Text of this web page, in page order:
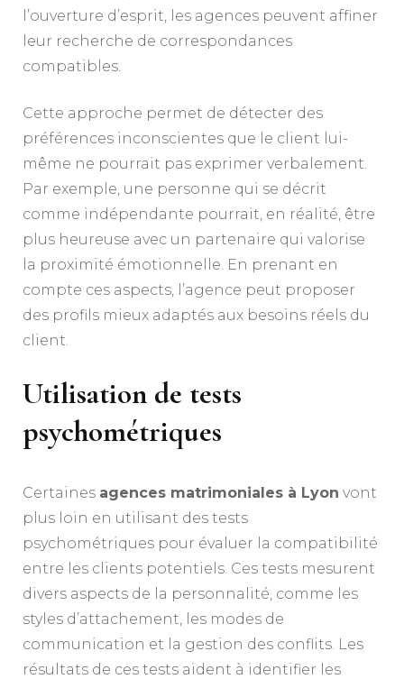
l’ouverture d’esprit, les agences peuvent affiner
leur recherche de correspondances
compatibles.
Cette approche permet de détecter des
préférences inconscientes que le client lui-
même ne pourrait pas exprimer verbalement.
Par exemple, une personne qui se décrit
comme indépendante pourrait, en réalité, être
plus heureuse avec un partenaire qui valorise
la proximité émotionnelle. En prenant en
compte ces aspects, l’agence peut proposer
des profils mieux adaptés aux besoins réels du
client.
Utilisation de tests
psychométriques
Certaines agences matrimoniales à Lyon vont
plus loin en utilisant des tests
psychométriques pour évaluer la compatibilité
entre les clients potentiels. Ces tests mesurent
divers aspects de la personnalité, comme les
styles d’attachement, les modes de
communication et la gestion des conflits. Les
résultats de ces tests aident à identifier les